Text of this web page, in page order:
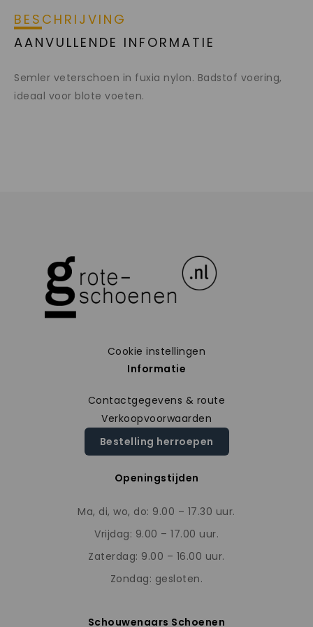
BESCHRIJVING
AANVULLENDE INFORMATIE
Semler veterschoen in fuxia nylon. Badstof voering,
ideaal voor blote voeten.
Cookie instellingen
Informatie
Contactgegevens & route
Verkoopvoorwaarden
Bestelling herroepen
Openingstijden
Ma, di, wo, do: 9.00 – 17.30 uur.
Vrijdag: 9.00 – 17.00 uur.
Zaterdag: 9.00 – 16.00 uur.
Zondag: gesloten.
Schouwenaars Schoenen